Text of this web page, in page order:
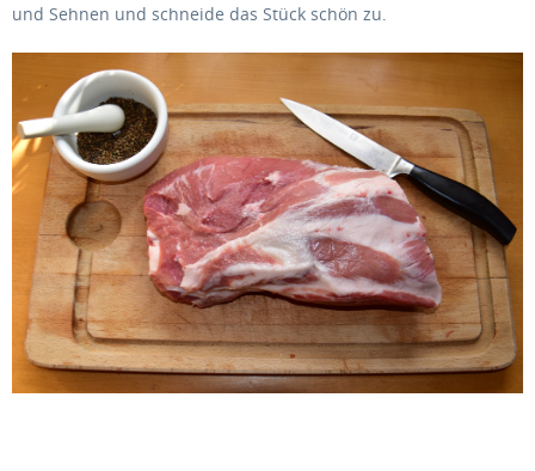
und Sehnen und schneide das Stück schön zu.